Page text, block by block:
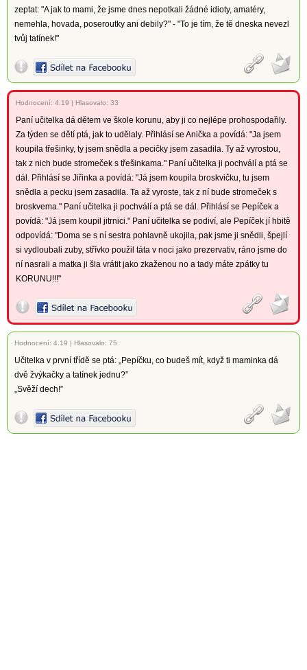
zeptat: "A jak to mami, že jsme dnes nepotkali žádné idioty, amatéry,
nemehla, hovada, poseroutky ani debily?" - "To je tím, že tě dneska nevezl
tvůj tatínek!"
Hodnocení: 4.19 | Hlasovalo: 33
Paní učitelka dá dětem ve škole korunu, aby ji co nejlépe prohospodařily.
Za týden se dětí ptá, jak to udělaly. Přihlásí se Anička a povídá: "Ja jsem
koupila třešinky, ty jsem snědla a pecičky jsem zasadila. Ty až vyrostou,
tak z nich bude stromeček s třešinkama." Paní učitelka ji pochválí a ptá se
dál. Přihlásí se Jiřinka a povídá: "Já jsem koupila broskvičku, tu jsem
snědla a pecku jsem zasadila. Ta až vyroste, tak z ní bude stromeček s
broskvema." Paní učitelka ji pochválí a ptá se dál. Přihlásí se Pepíček a
povídá: "Já jsem koupil jitrnici." Paní učitelka se podiví, ale Pepíček jí hbitě
odpovídá: "Doma se s ní sestra pohlavně ukojila, pak jsme ji snědli, špejlí
si vydloubali zuby, střívko použil táta v noci jako prezervativ, ráno jsme do
ní nasrali a matka ji šla vrátit jako zkaženou no a tady máte zpátky tu
KORUNU!!!"
Hodnocení: 4.19 | Hlasovalo: 75
Učitelka v první třídě se ptá: „Pepíčku, co budeš mít, když ti maminka dá
dvě žvýkačky a tatínek jednu?”
„Svěží dech!”